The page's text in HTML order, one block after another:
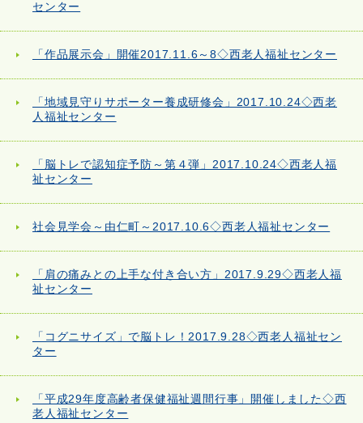
センター
「作品展示会」開催2017.11.6～8◇西老人福祉センター
「地域見守りサポーター養成研修会」2017.10.24◇西老
人福祉センター
「脳トレで認知症予防～第４弾」2017.10.24◇西老人福
祉センター
社会見学会～由仁町～2017.10.6◇西老人福祉センター
「肩の痛みとの上手な付き合い方」2017.9.29◇西老人福
祉センター
「コグニサイズ」で脳トレ！2017.9.28◇西老人福祉セン
ター
「平成29年度高齢者保健福祉週間行事」開催しました◇西
老人福祉センター